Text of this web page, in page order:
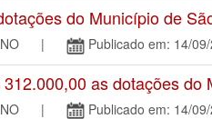
do Município de
| Publicado em: 14/
as dotações
| Publicado em: 14/